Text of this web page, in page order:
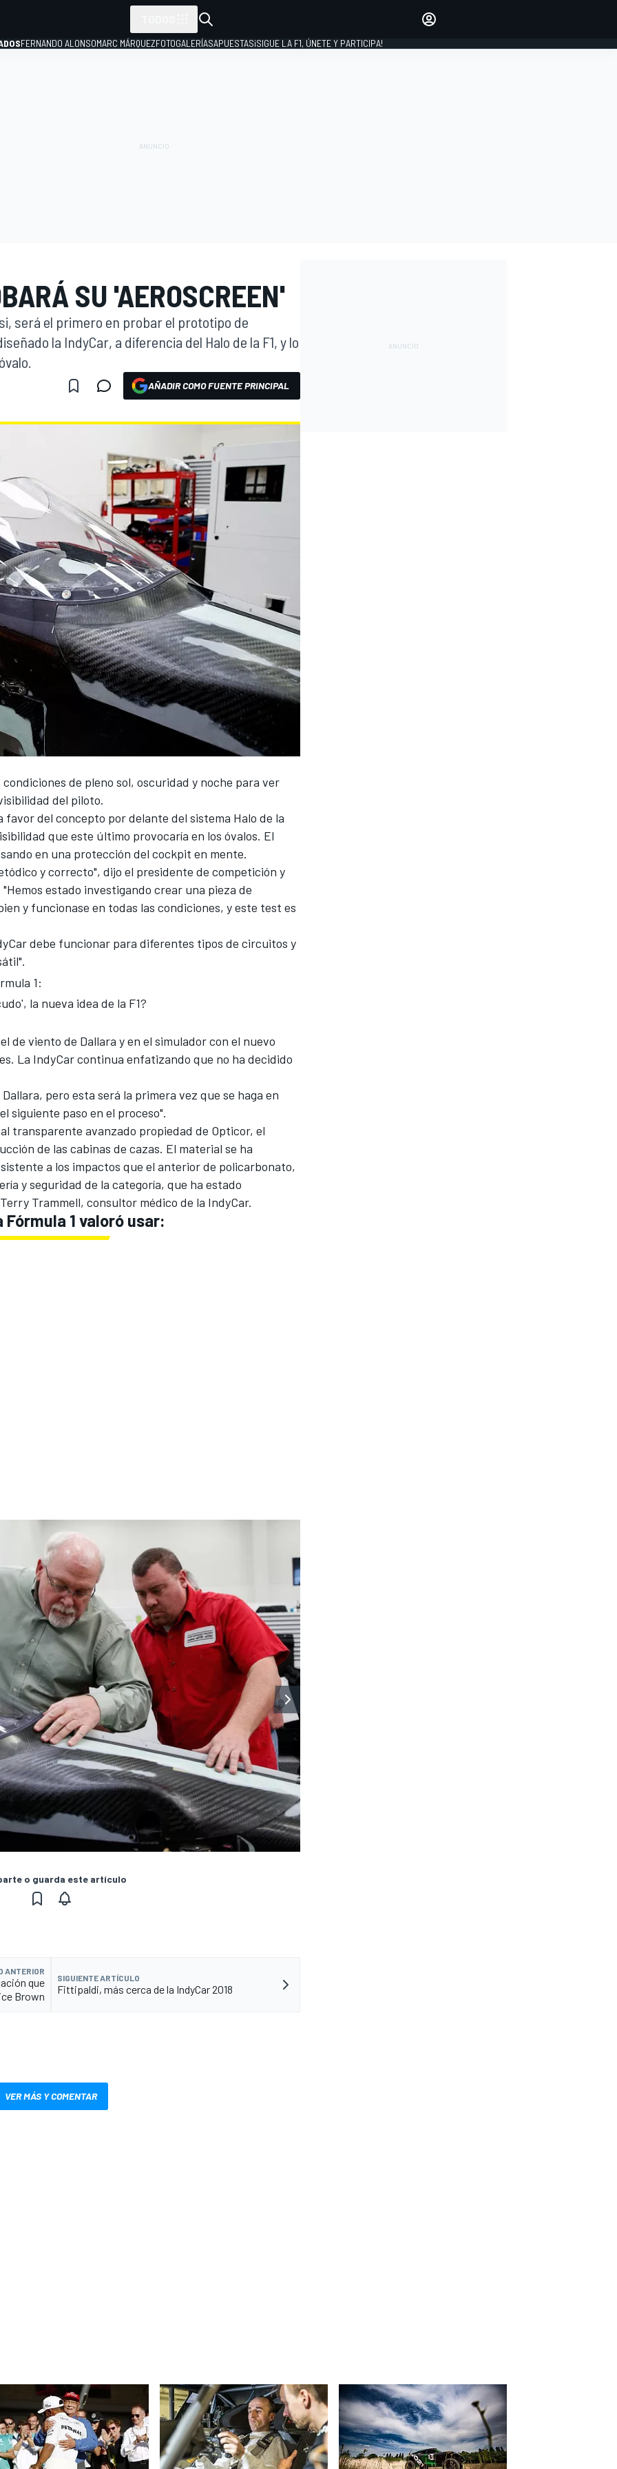
FERNANDO ALONSOMARC MÁRQUEZFOTOGALERÍASAPUESTAS¡SIGUE LA F1, ÚNETE Y PARTICIPA!
SU 'AEROSCREEN'
será el primero en probar el prototipo de
la IndyCar, a diferencia del Halo de la F1, y lo
AÑADIR COMO FUENTE PRINCIPAL
de pleno sol, oscuridad y noche para ver
del piloto.
favor del concepto por delante del sistema Halo de la
que este último provocaría en los óvalos. El
en una protección del cockpit en mente.
y correcto", dijo el presidente de competición y
estado investigando crear una pieza de
y funcionase en todas las condiciones, y este test es
debe funcionar para diferentes tipos de circuitos y
1:
la nueva idea de la F1?
de viento de Dallara y en el simulador con el nuevo
La IndyCar continua enfatizando que no ha decidido
pero esta será la primera vez que se haga en
el siguiente paso en el proceso".
transparente avanzado propiedad de Opticor, el
de las cabinas de cazas. El material se ha
a los impactos que el anterior de policarbonato,
y seguridad de la categoría, que ha estado
Trammell, consultor médico de la IndyCar.
1 valoró usar:
o guarda este artículo
ANTERIOR
que
Brown
SIGUIENTE ARTÍCULO
Fittipaldi, más cerca de la IndyCar 2018
VER MÁS Y COMENTAR